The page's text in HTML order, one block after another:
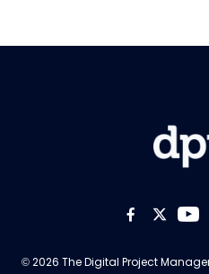
Like us
© 2026 The Digital Project